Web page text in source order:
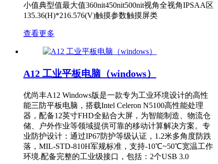
小值典型值最大值360nit450nit500nit视角全视角IPSAA区
135.36(H)*216.576(V)触摸参数触摸屏类
查看更多
A12 工业平板电脑（windows）
优尚丰A12 Windows版是一款专为工业环境设计的高性
能三防平板电脑，搭载Intel Celeron N5100高性能处理
器，配备12英寸FHD全贴合大屏，为智能制造、物流仓
储、户外作业等领域提供可靠的移动计算解决方案。专
业防护设计：通过IP67防护等级认证，1.2米多角度防跌
落，MIL-STD-810H军规标准，支持-10℃~50℃宽温工作
环境.配备完整的工业级接口，包括：2个USB 3.0